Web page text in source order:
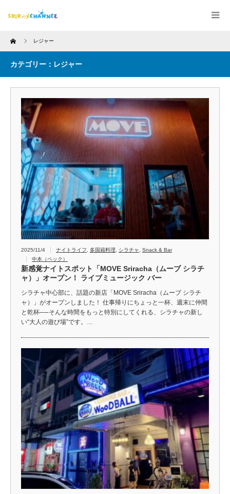
Home レジャー
カテゴリー：レジャー
2025/11/4 ナイトライフ 多国籍料理 シラチャ
Snack & Bar
中本（ペック）
新感覚ナイトスポット「MOVE Sriracha（ムーブ シラチ
ャ）」オープン！ ライブミュージック バー
シラチャ中心部に、話題の新店「MOVE Sriracha（ムーブ シラチ
ャ）」がオープンしました！ 仕事帰りにちょっと一杯、週末に仲間
と乾杯──そんな時間をもっと特別にしてくれる、シラチャの新し
い“大人の遊び場”です。…